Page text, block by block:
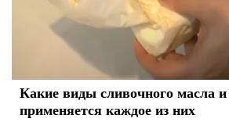
Какие виды сливочного масла и
применяется каждое из них